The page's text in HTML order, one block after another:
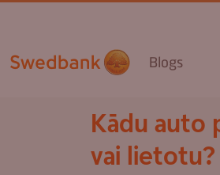
Blogs
Kādu auto
vai lietotu?